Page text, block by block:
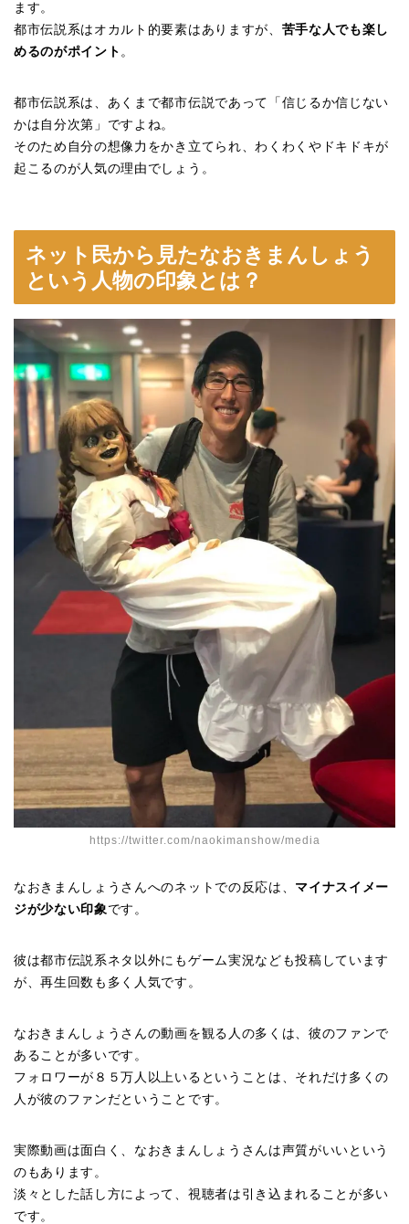
ます。
都市伝説系はオカルト的要素はありますが、 苦手な人でも楽し
めるのがポイント 。
都市伝説系は、あくまで都市伝説であって「信じるか信じない
かは自分次第」ですよね。
そのため自分の想像力をかき立てられ、わくわくやドキドキが
起こるのが人気の理由でしょう。
ネット民から見たなおきまんしょう
という人物の印象とは？
https://twitter.com/naokimanshow/media
なおきまんしょうさんへのネットでの反応は、 マイナスイメー
ジが少ない印象です。
彼は都市伝説系ネタ以外にもゲーム実況なども投稿しています
が、再生回数も多く人気です。
なおきまんしょうさんの動画を観る人の多くは、彼のファンで
あることが多いです。
フォロワーが８５万人以上いるということは、それだけ多くの
人が彼のファンだということです。
実際動画は面白く、なおきまんしょうさんは声質がいいという
のもあります。
淡々とした話し方によって、視聴者は引き込まれることが多い
です。